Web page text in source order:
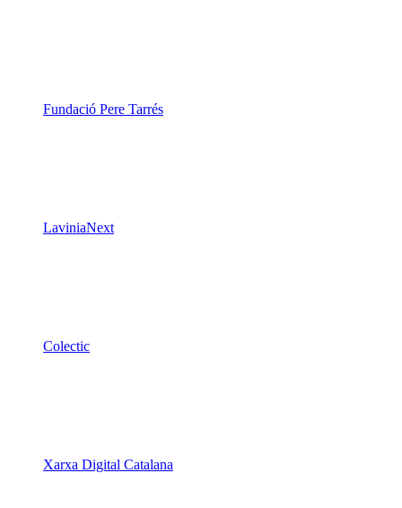
Fundació Pere Tarrés
LaviniaNext
Colectic
Xarxa Digital Catalana